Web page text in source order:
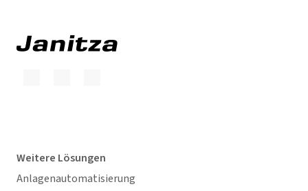
Weitere Lösungen
Anlagenautomatisierung